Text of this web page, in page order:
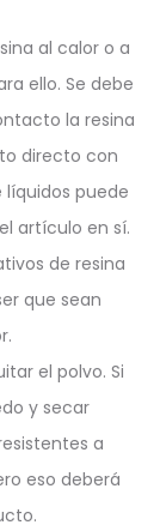
al calor o a
ello. Se debe
la resina
directo con
líquidos puede
artículo en sí.
de resina
que sean
el polvo. Si
y secar
a
eso deberá